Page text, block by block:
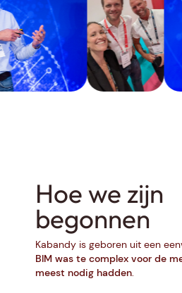
Hoe we zijn
begonnen
Kabandy is geboren uit een
BIM was te complex voor de
meest nodig hadden.